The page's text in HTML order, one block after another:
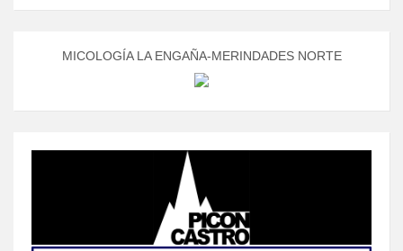
MICOLOGÍA LA ENGAÑA-MERINDADES NORTE